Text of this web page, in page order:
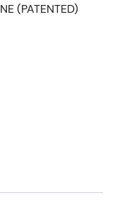
(PATENTED)